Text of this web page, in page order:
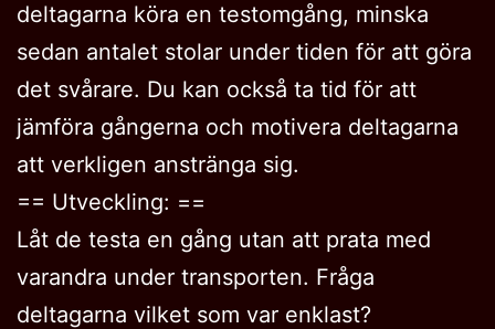
deltagarna köra en testomgång, minska
sedan antalet stolar under tiden för att göra
det svårare. Du kan också ta tid för att
jämföra gångerna och motivera deltagarna
att verkligen anstränga sig.
== Utveckling: ==
Låt de testa en gång utan att prata med
varandra under transporten. Fråga
deltagarna vilket som var enklast?